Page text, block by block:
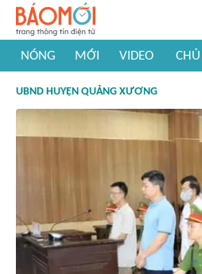
NÓNG MỚI VIDEO
#Khám phá thế giới
UBND HUYỆN QUẢNG XƯƠNG